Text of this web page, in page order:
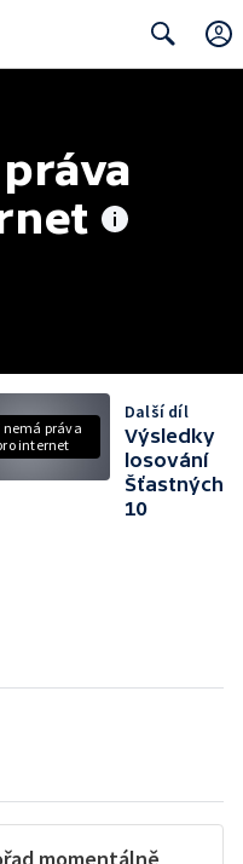
nemá práva
internet
Další díl
Výsledky
losování
Šťastných
10